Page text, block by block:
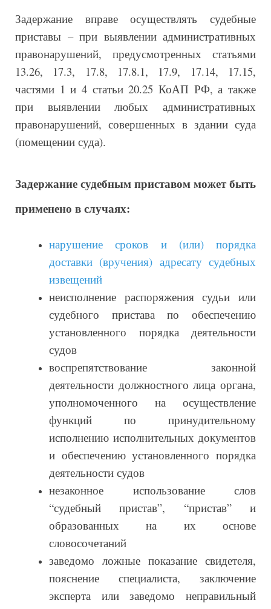
Задержание вправе осуществлять судебные
приставы – при выявлении административных
правонарушений, предусмотренных статьями
13.26, 17.3, 17.8, 17.8.1, 17.9, 17.14, 17.15,
частями 1 и 4 статьи 20.25 КоАП РФ, а также
при выявлении любых административных
правонарушений, совершенных в здании суда
(помещении суда).
Задержание судебным приставом может быть
применено в случаях:
нарушение сроков и (или) порядка
доставки (вручения) адресату судебных
извещений
неисполнение распоряжения судьи или
судебного пристава по обеспечению
установленного порядка деятельности
судов
воспрепятствование законной
деятельности должностного лица органа,
уполномоченного на осуществление
функций по принудительному
исполнению исполнительных документов
и обеспечению установленного порядка
деятельности судов
незаконное использование слов
“судебный пристав”, “пристав” и
образованных на их основе
словосочетаний
заведомо ложные показание свидетеля,
пояснение специалиста, заключение
эксперта или заведомо неправильный